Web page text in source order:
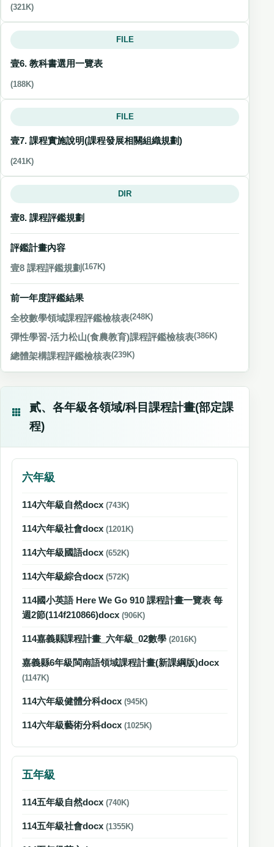
(321K)
FILE
壹6. 教科書選用一覽表
(188K)
FILE
壹7. 課程實施說明(課程發展相關組織規劃)
(241K)
DIR
壹8. 課程評鑑規劃
評鑑計畫內容
壹8 課程評鑑規劃 (167K)
前一年度評鑑結果
全校數學領域課程評鑑檢核表(248K)
彈性學習-活力松山(食農教育)課程評鑑檢核表(386K)
總體架構課程評鑑檢核表(239K)
貳、各年級各領域/科目課程計畫(部定課
程)
六年級
114六年級自然docx (743K)
114六年級社會docx (1201K)
114六年級國語docx (652K)
114六年級綜合docx (572K)
114國小英語 Here We Go 910 課程計畫一覽表 每
週2節(114f210866)docx (906K)
114嘉義縣課程計畫_六年級_02數學 (2016K)
嘉義縣6年級閩南語領域課程計畫(新課綱版)docx
(1147K)
114六年級健體分科docx (945K)
114六年級藝術分科docx (1025K)
五年級
114五年級自然docx (740K)
114五年級社會docx (1355K)